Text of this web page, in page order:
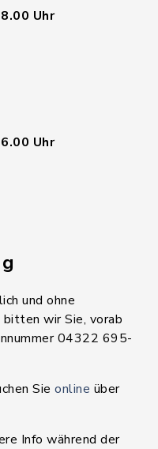
Uhr
Uhr
und ohne
wir Sie, vorab
04322 695-
Sie online über
Info während der